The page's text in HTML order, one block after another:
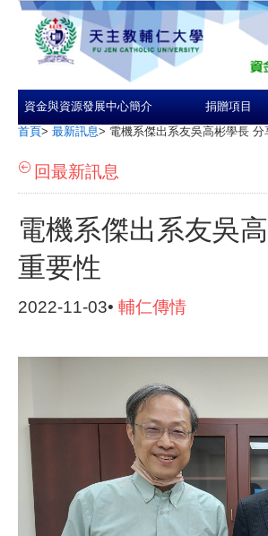
資金與資源發展中心簡介 捐贈項目
首頁> 最新訊息> 電機系傑出系友吳高彬學長
回最新訊息
電機系傑出系友吳
重要性
2022-11-03• 輔仁傳情